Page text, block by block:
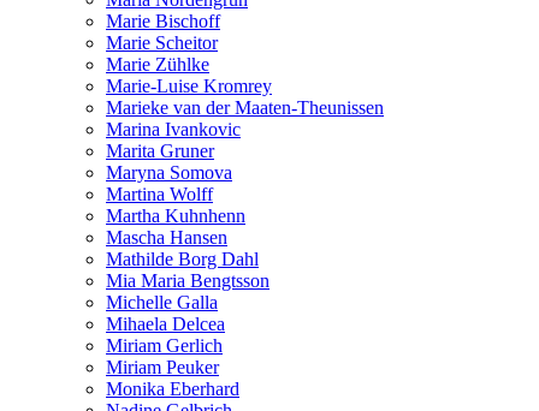
Marie Bischoff
Marie Scheitor
Marie Zühlke
Marie-Luise Kromrey
Marieke van der Maaten-Theunissen
Marina Ivankovic
Marita Gruner
Maryna Somova
Martina Wolff
Martha Kuhnhenn
Mascha Hansen
Mathilde Borg Dahl
Mia Maria Bengtsson
Michelle Galla
Mihaela Delcea
Miriam Gerlich
Miriam Peuker
Monika Eberhard